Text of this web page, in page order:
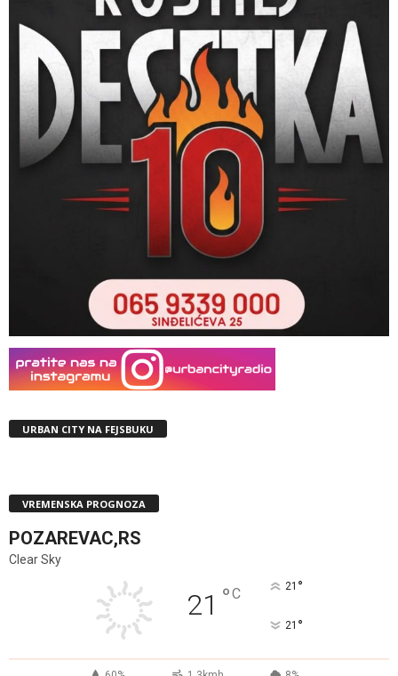
URBAN CITY NA FEJSBUKU
VREMENSKA PROGNOZA
POZAREVAC,RS
Clear Sky
21 °C 21 °
21 °